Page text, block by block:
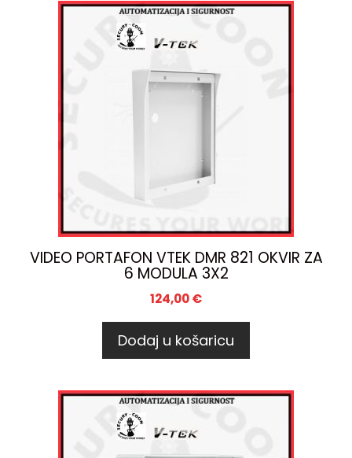
VIDEO PORTAFON VTEK DMR 821 OKVIR ZA
6 MODULA 3X2
124,00€
Dodaj u košaricu